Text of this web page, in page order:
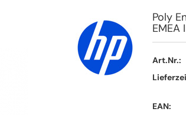
Poly
Art.Nr.:
EAN: